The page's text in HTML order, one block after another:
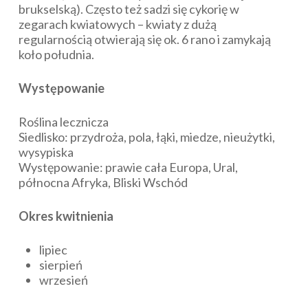
brukselską). Często też sadzi się cykorię w
zegarach kwiatowych – kwiaty z dużą
regularnością otwierają się ok. 6 rano i zamykają
koło południa.
Występowanie
Roślina lecznicza
Siedlisko: przydroża, pola, łąki, miedze, nieużytki,
wysypiska
Występowanie: prawie cała Europa, Ural,
północna Afryka, Bliski Wschód
Okres kwitnienia
lipiec
sierpień
wrzesień